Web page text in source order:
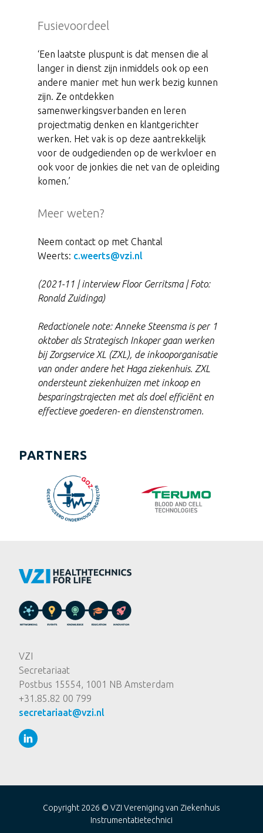
Fusievoordeel
‘Een laatste pluspunt is dat mensen die al
langer in dienst zijn inmiddels ook op een
andere manier met hun werk bezig kunnen
zijn. Ze ontdekken
samenwerkingsverbanden en leren
projectmatig denken en klantgerichter
werken. Het vak is op deze aantrekkelijk
voor de oudgedienden op de werkvloer en
ook voor de jonkies die net van de opleiding
komen.’
Meer weten?
Neem contact op met Chantal
Weerts: c.weerts@vzi.nl
(2021-11 | interview Floor Gerritsma | Foto:
Ronald Zuidinga)
Redactionele note: Anneke Steensma is per 1
oktober als Strategisch Inkoper gaan werken
bij Zorgservice XL (ZXL), de inkooporganisatie
van onder andere het Haga ziekenhuis. ZXL
ondersteunt ziekenhuizen met inkoop en
besparingstrajecten met als doel efficiënt en
effectieve goederen- en dienstenstromen.
PARTNERS
VZI
Secretariaat
Postbus 15554, 1001 NB Amsterdam
+31.85.82 00 799
secretariaat@vzi.nl
Copyright 2026 © VZI Vereniging van Ziekenhuis
Instrumentatietechnici